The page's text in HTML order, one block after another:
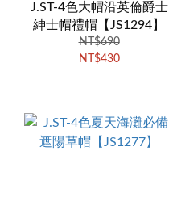
J.ST-4色大帽沿英倫爵士
紳士帽禮帽【JS1294】
NT$690
NT$430